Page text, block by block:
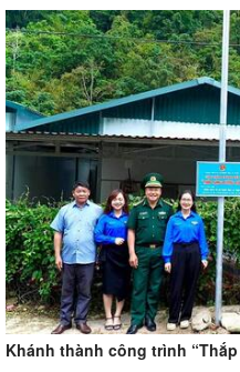
Khánh thành công trình